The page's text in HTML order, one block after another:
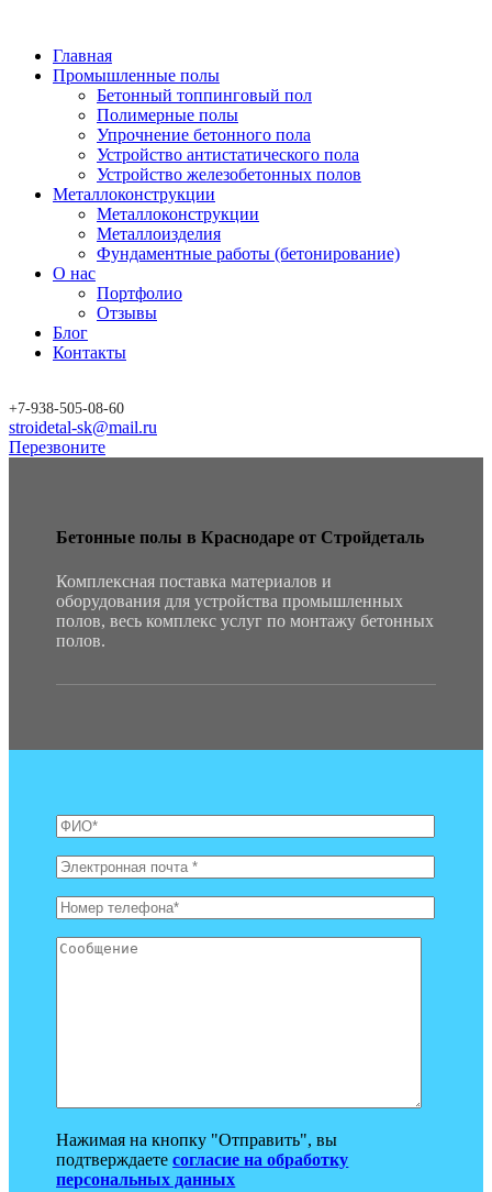
Главная
Промышленные полы
Бетонный топпинговый пол
Полимерные полы
Упрочнение бетонного пола
Устройство антистатического пола
Устройство железобетонных полов
Металлоконструкции
Металлоконструкции
Металлоизделия
Фундаментные работы (бетонирование)
О нас
Портфолио
Отзывы
Блог
Контакты
+7-938-505-08-60
stroidetal-sk@mail.ru
Перезвоните
Бетонные полы в Краснодаре от Стройдеталь
Комплексная поставка материалов и
оборудования для устройства промышленных
полов, весь комплекс услуг по монтажу бетонных
полов.
Нажимая на кнопку "Отправить", вы
подтверждаете согласие на обработку
персональных данных